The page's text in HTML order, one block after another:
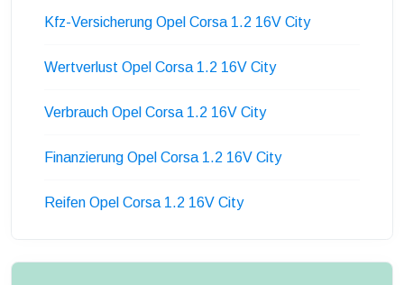
Kfz-Versicherung Opel Corsa 1.2 16V City
Wertverlust Opel Corsa 1.2 16V City
Verbrauch Opel Corsa 1.2 16V City
Finanzierung Opel Corsa 1.2 16V City
Reifen Opel Corsa 1.2 16V City